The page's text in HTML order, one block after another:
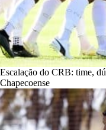
Escalação do CRB: time,
Chapecoense